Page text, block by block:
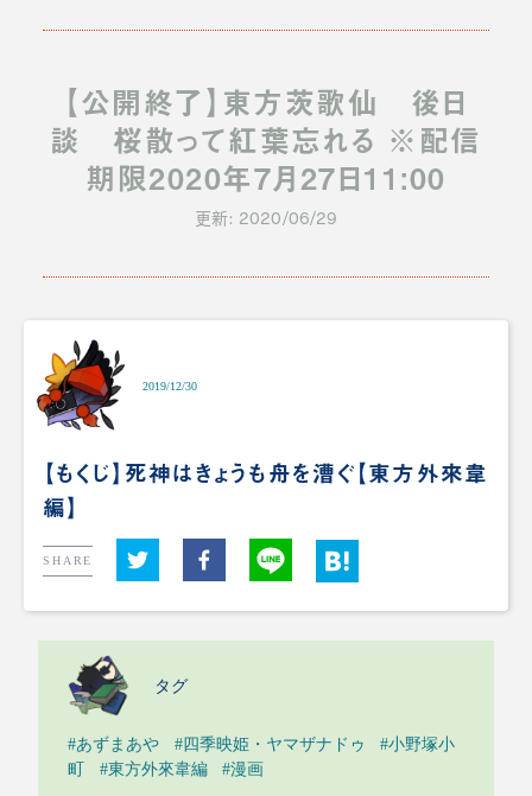
【公開終了】東方茨歌仙 後日
談 桜散って紅葉忘れる ※配信
期限2020年7月27日11:00
更新: 2020/06/29
2019/12/30
【もくじ】死神はきょうも舟を漕ぐ【東方外來韋
編】
SHARE
タグ
#あずまあや #四季映姫・ヤマザナドゥ
#小野塚小
町
#東方外來韋編 #漫画